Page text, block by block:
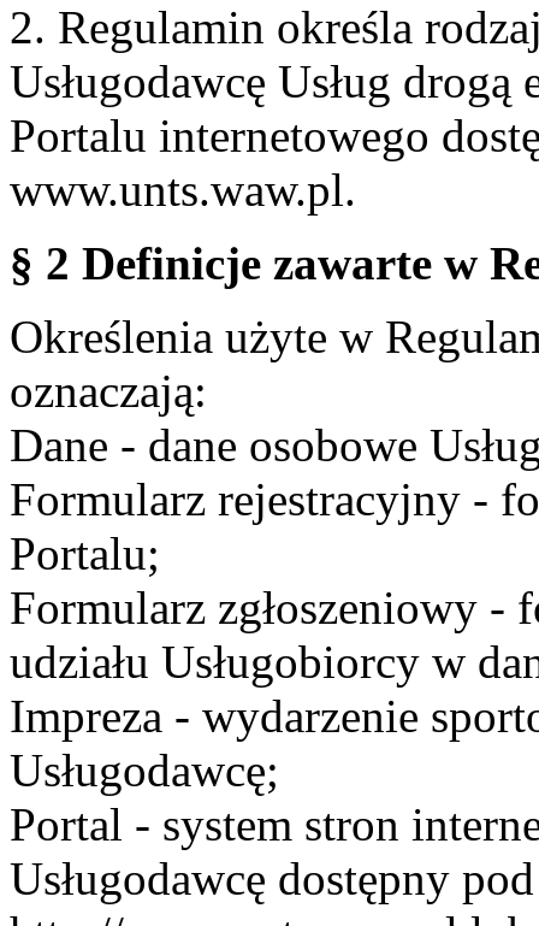
2. Regulamin określa
Usługodawcę Usług
Portalu internetowego
www.unts.waw.pl.
§ 2 Definicje zawarte w
Określenia użyte w
oznaczają:
Dane - dane osobowe
Formularz rejestracyjny -
Portalu;
Formularz zgłoszeniowy -
udziału Usługobiorcy w
Impreza - wydarzenie
Usługodawcę;
Portal - system stron
Usługodawcę dostępny